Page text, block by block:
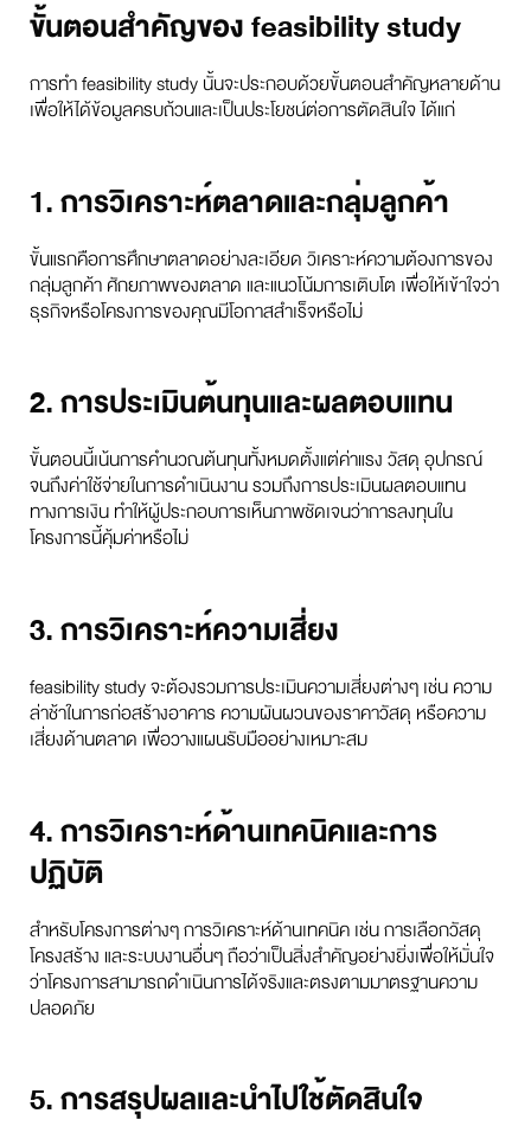
ขั้นตอนสำคัญของ feasibility study
การทำ feasibility study นั้นจะประกอบด้วยขั้นตอนสำคัญหลายด้าน
เพื่อให้ได้ข้อมูลครบถ้วนและเป็นประโยชน์ต่อการตัดสินใจ ได้แก่
1. การวิเคราะห์ตลาดและกลุ่มลูกค้า
ขั้นแรกคือการศึกษาตลาดอย่างละเอียด วิเคราะห์ความต้องการของ
กลุ่มลูกค้า ศักยภาพของตลาด และแนวโน้มการเติบโต เพื่อให้เข้าใจว่า
ธุรกิจหรือโครงการของคุณมีโอกาสสำเร็จหรือไม่
2. การประเมินต้นทุนและผลตอบแทน
ขั้นตอนนี้เน้นการคำนวณต้นทุนทั้งหมดตั้งแต่ค่าแรง วัสดุ อุปกรณ์
จนถึงค่าใช้จ่ายในการดำเนินงาน รวมถึงการประเมินผลตอบแทน
ทางการเงิน ทำให้ผู้ประกอบการเห็นภาพชัดเจนว่าการลงทุนใน
โครงการนี้คุ้มค่าหรือไม่
3. การวิเคราะห์ความเสี่ยง
feasibility study จะต้องรวมการประเมินความเสี่ยงต่างๆ เช่น ความ
ล่าช้าในการก่อสร้างอาคาร ความผันผวนของราคาวัสดุ หรือความ
เสี่ยงด้านตลาด เพื่อวางแผนรับมืออย่างเหมาะสม
4. การวิเคราะห์ด้านเทคนิคและการ
ปฏิบัติ
สำหรับโครงการต่างๆ การวิเคราะห์ด้านเทคนิค เช่น การเลือกวัสดุ
โครงสร้าง และระบบงานอื่นๆ ถือว่าเป็นสิ่งสำคัญอย่างยิ่งเพื่อให้มั่นใจ
ว่าโครงการสามารถดำเนินการได้จริงและตรงตามมาตรฐานความ
ปลอดภัย
5. การสรุปผลและนำไปใช้ตัดสินใจ